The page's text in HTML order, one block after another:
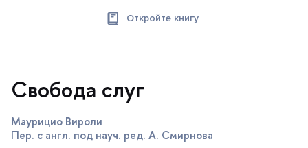
Откройте книгу
Свобода слу
Маурицио Вироли
Пер. с англ. под науч. ред. А. Смирнова